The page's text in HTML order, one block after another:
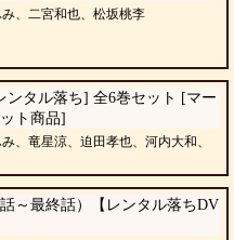
、二宮和也、松坂桃李
ンタル落ち] 全6巻セット [マー
ト商品]
、竜星涼、迫田孝也、河内大和、
～最終話）【レンタル落ちDV